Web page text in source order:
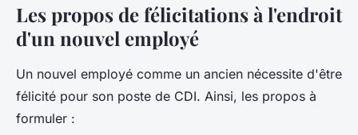
Les propos de félicitations à l'endroit
d'un nouvel employé
Un nouvel employé comme un ancien nécessite d'être
félicité pour son poste de CDI. Ainsi, les propos à
formuler :